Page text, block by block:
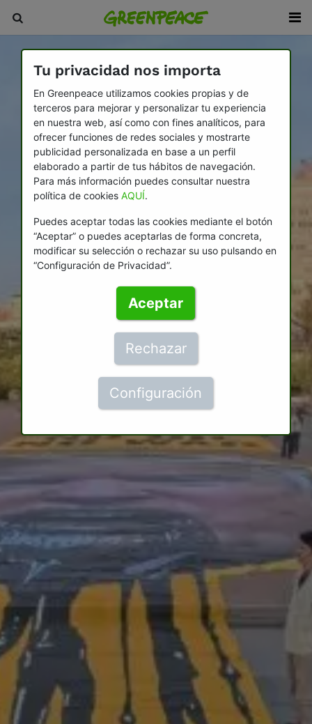
Tu privacidad nos importa
En Greenpeace utilizamos cookies propias y de
terceros para mejorar y personalizar tu experiencia
en nuestra web, así como con fines analíticos, para
ofrecer funciones de redes sociales y mostrarte
publicidad personalizada en base a un perfil
elaborado a partir de tus hábitos de navegación.
Para más información puedes consultar nuestra
política de cookies AQUÍ.
Puedes aceptar todas las cookies mediante el botón
“Aceptar” o puedes aceptarlas de forma concreta,
modificar su selección o rechazar su uso pulsando en
“Configuración de Privacidad”.
Aceptar
Rechazar
Configuración